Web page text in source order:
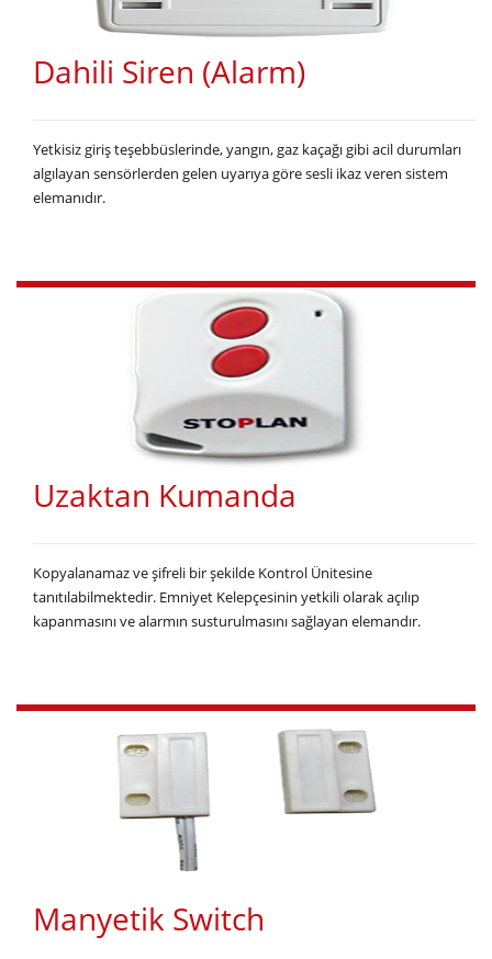
Dahili Siren (Alarm)
Yetkisiz giriş teşebbüslerinde, yangın, gaz kaçağı gibi acil durumları
algılayan sensörlerden gelen uyarıya göre sesli ikaz veren sistem
elemanıdır.
Uzaktan Kumanda
Kopyalanamaz ve şifreli bir şekilde Kontrol Ünitesine
tanıtılabilmektedir. Emniyet Kelepçesinin yetkili olarak açılıp
kapanmasını ve alarmın susturulmasını sağlayan elemandır.
Manyetik Switch